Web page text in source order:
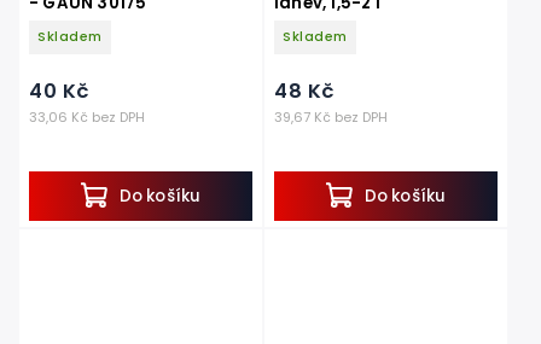
Skladem
33,06 Kč bez DPH
40 Kč
Do košíku
Skladem
39,67 Kč bez DPH
48 Kč
Do košíku